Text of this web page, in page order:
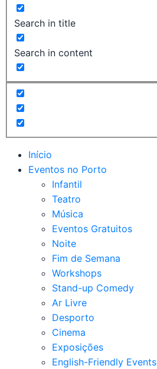
Search in title
Search in content
Início
Eventos no Porto
Infantil
Teatro
Música
Eventos Gratuitos
Noite
Fim de Semana
Workshops
Stand-up Comedy
Ar Livre
Desporto
Cinema
Exposições
English-Friendly Events